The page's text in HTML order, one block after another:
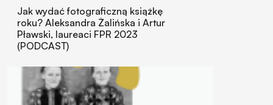
Jak wydać fotograficzną książkę
roku? Aleksandra Żalińska i Artur
Pławski, laureaci FPR 2023
(PODCAST)